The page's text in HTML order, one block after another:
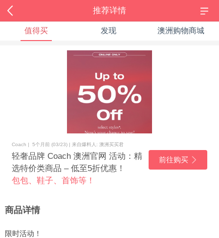
推荐详情
值得买 发现 澳洲购物商城
Coach | 5个月前 (03/23) | 来自爆料人: 澳洲买买君
轻奢品牌 Coach 澳洲官网 活动：精
选特价类商品 – 低至5折优惠！
包包、鞋子、首饰等！
前往购买
商品详情
限时活动！